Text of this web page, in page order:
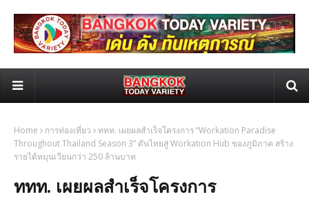
Home การท่องเที่ยว
ททท. เผยผลสำเร็จโครงการ “Workation Paradise
Throughout Thailand Season 3” ดันไทยสู่ Workation Hub ของภูมิภาค สร้าง
รายได้หมุนเวียนกว่า 250 ล้านบาท
ททท. เผยผลสำเร็จโครงการ